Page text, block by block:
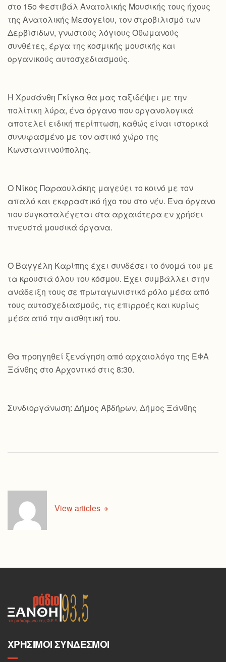
στο 15ο Φεστιβάλ Ανατολικής Μουσικής τους ήχους
της Ανατολικής Μεσογείου, τον στροβιλισμό των
Δερβίσιδων, γνωστούς λόγιους Οθωμανούς
συνθέτες, έργα της κοσμικής μουσικής και
οργανικούς αυτοσχεδιασμούς.
Η Χρυσάνθη Γκίγκα θα μας ταξιδέψει με την
πολίτικη λύρα, ένα όργανο που οργανολογικά
αποτελεί ειδική περίπτωση, καθώς είναι ιστορικά
συνυφασμένο με τον αστικό χώρο της
Κωνσταντινούπολης.
Ο Νίκος Παραουλάκης μαγεύει το κοινό με τον
απαλό και εκφραστικό ήχο του στο νέυ. Ένα όργανο
που συγκαταλέγεται στα αρχαιότερα εν χρήσει
πνευστά μουσικά όργανα.
Ο Βαγγέλη Καρίπης έχει συνδέσει το όνομά του με
τα κρουστά όλου του κόσμου. Έχει συμβάλλει στην
ανάδειξη τους σε πρωταγωνιστικό ρόλο μέσα από
τους αυτοσχεδιασμούς, τις επιρροές και κυρίως
μέσα από την αισθητική του.
Θα προηγηθεί ξενάγηση από αρχαιολόγο της ΕΦΑ
Ξάνθης στο Αρχοντικό στις 8:30.
Συνδιοργάνωση: Δήμος Αβδήρων, Δήμος Ξάνθης
View articles
ΧΡΉΣΙΜΟΙ ΣΎΝΔΕΣΜΟΙ